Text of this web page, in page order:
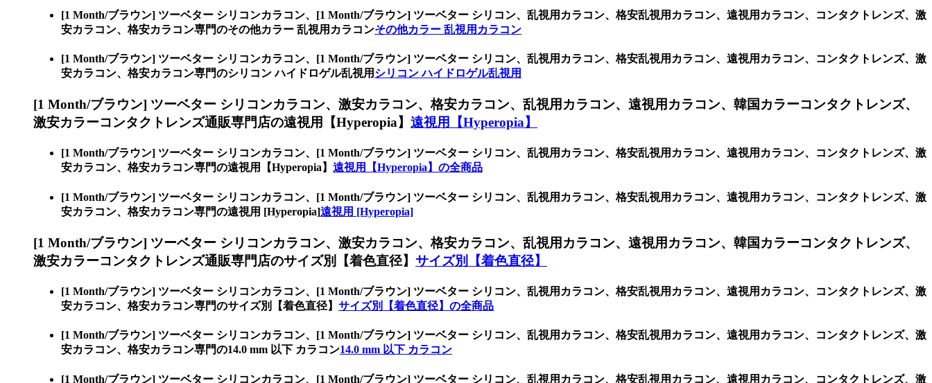
[1 Month/ブラウン] ツーベター シリコンカラコン、 [1 Month/ブラウン] ツーベター シリコン、乱視用カラコン、格安乱視用カラコン、遠視用カラコン、コンタクトレンズ、激
安カラコン、格安カラコン専門のその他カラー 乱視用カラコンその他カラー 乱視用カラコン
[1 Month/ブラウン] ツーベター シリコンカラコン、 [1 Month/ブラウン] ツーベター シリコン、乱視用カラコン、格安乱視用カラコン、遠視用カラコン、コンタクトレンズ、激
安カラコン、格安カラコン専門のシリコン ハイドロゲル乱視用 シリコン ハイドロゲル乱視用
[1 Month/ブラウン] ツーベター シリコンカラコン、 激安カラコン、格安カラコン、乱視用カラコン、遠視用カラコン、韓国カラーコンタクトレンズ、
激安カラーコンタクトレンズ通販専門店の遠視用【Hyperopia】 遠視用【Hyperopia】
[1 Month/ブラウン] ツーベター シリコンカラコン、 [1 Month/ブラウン] ツーベター シリコン、乱視用カラコン、格安乱視用カラコン、遠視用カラコン、コンタクトレンズ、激
安カラコン、格安カラコン専門の遠視用【Hyperopia】 遠視用【Hyperopia】の全商品
[1 Month/ブラウン] ツーベター シリコンカラコン、 [1 Month/ブラウン] ツーベター シリコン、乱視用カラコン、格安乱視用カラコン、遠視用カラコン、コンタクトレンズ、激
安カラコン、格安カラコン専門の遠視用 [Hyperopia]遠視用 [Hyperopia]
[1 Month/ブラウン] ツーベター シリコンカラコン、 激安カラコン、格安カラコン、乱視用カラコン、遠視用カラコン、韓国カラーコンタクトレンズ、
激安カラーコンタクトレンズ通販専門店のサイズ別【着色直径】 サイズ別【着色直径】
[1 Month/ブラウン] ツーベター シリコンカラコン、 [1 Month/ブラウン] ツーベター シリコン、乱視用カラコン、格安乱視用カラコン、遠視用カラコン、コンタクトレンズ、激
安カラコン、格安カラコン専門のサイズ別【着色直径】 サイズ別【着色直径】の全商品
[1 Month/ブラウン] ツーベター シリコンカラコン、 [1 Month/ブラウン] ツーベター シリコン、乱視用カラコン、格安乱視用カラコン、遠視用カラコン、コンタクトレンズ、激
安カラコン、格安カラコン専門の14.0 mm 以下 カラコン14.0 mm 以下 カラコン
[1 Month/ブラウン] ツーベター シリコンカラコン、 [1 Month/ブラウン] ツーベター シリコン、乱視用カラコン、格安乱視用カラコン、遠視用カラコン、コンタクトレンズ、激